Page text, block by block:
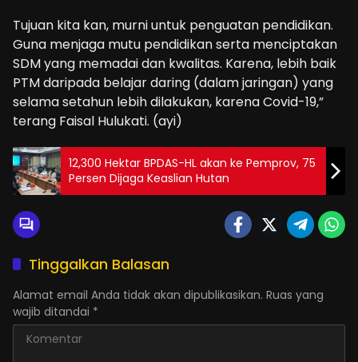
Tujuan kita kan, murni untuk penguatan pendidikan.
Guna menjaga mutu pendidikan serta menciptakan
SDM yang memadai dan kwalitas. Karena, lebih baik
PTM daripada belajar daring (dalam jaringan) yang
selama setahun lebih dilakukan, karena Covid-19,”
terang Faisal Hulukati. (ayi)
12,300 Hektar BPDAS-HL akan ke Pemprov, 75
Persen Dijaga Keaslian Hutan
Tinggalkan Balasan
Alamat email Anda tidak akan dipublikasikan. Ruas yang
wajib ditandai *